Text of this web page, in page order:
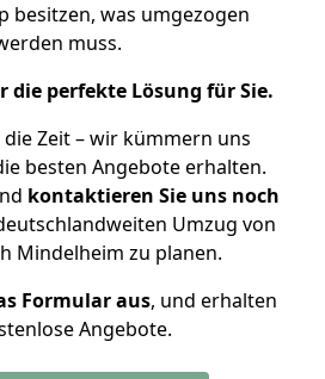
besitzen, was umgezogen
muss.
die perfekte Lösung für Sie.
die Zeit – wir kümmern uns
besten Angebote erhalten.
kontaktieren Sie uns noch
Umzug von
Mindelheim zu planen.
Formular aus, und erhalten
Angebote.